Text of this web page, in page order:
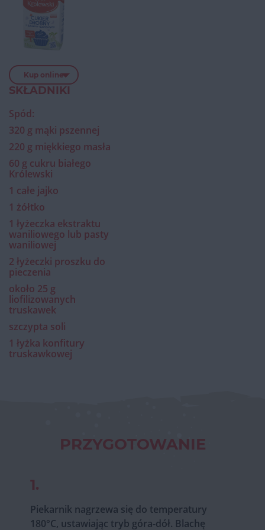
Kup online
SKŁADNIKI
Spód:
320 g mąki pszennej
220 g miękkiego masła
60 g cukru białego
Królewski
1 całe jajko
1 żółtko
1 łyżeczka ekstraktu
waniliowego lub pasty
waniliowej
2 łyżeczki proszku do
pieczenia
około 25 g
liofilizowanych
truskawek
szczypta soli
1 łyżka konfitury
truskawkowej
PRZYGOTOWANIE
1.
Piekarnik nagrzewa się do temperatury
180°C, ustawiając tryb góra-dół. Blachę